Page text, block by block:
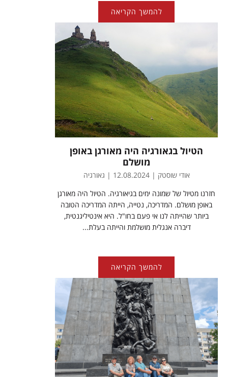
להמשך הקריאה
הטיול בגאורגיה היה מאורגן באופן
מושלם
אודי שוסטק | 12.08.2024 | גאורגיה
חזרנו מטיול של שמונה ימים בגיאורגיה. הטיול היה מאורגן
באופן מושלם. המדריכה, נטייה, הייתה המדריכה הטובה
ביותר שהייתה לנו אי פעם בחו"ל. היא אינטיליגנטית,
דיברה אנגלית מושלמת והייתה בעלת...
להמשך הקריאה